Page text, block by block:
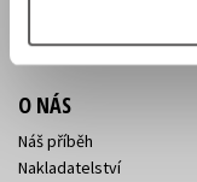
Sídlo společnosti
O NÁS
Náš příběh
Nakladatelství